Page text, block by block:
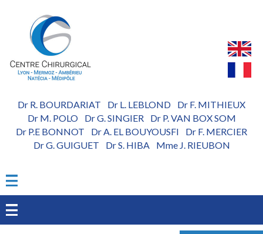
Dr R. BOURDARIAT Dr L. LEBLOND
Dr F. MITHIEUX
Dr M. POLO- Dr G. SINGIER- Dr P. VAN BOX SOM
Dr P.E BONNOT
Dr A. EL BOUYOUSFI
Dr F. MERCIER
Dr G. GUIGUET
Dr S. HIBA- Mme J. RIEUBON